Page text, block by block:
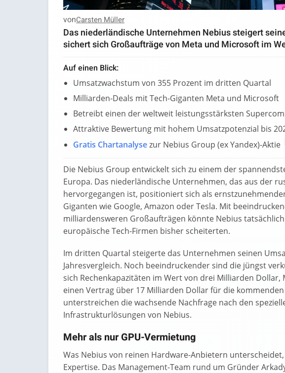
vonCarsten Müller
Das niederländische Unternehmen Nebius steigert
sichert sich Großaufträge von Meta und Microsoft im
Auf einen Blick:
Umsatzwachstum von 355 Prozent im dritten Quartal
Milliarden-Deals mit Tech-Giganten Meta und Microsoft
Betreibt einen der weltweit leistungsstärksten
Attraktive Bewertung mit hohem Umsatzpotenzial bis
Gratis Chartanalysezur Nebius Group (ex Yandex)-Aktie
Die Nebius Group entwickelt sich zu einem der
Europa. Das niederländische Unternehmen, das aus der
hervorgegangen ist, positioniert sich als
Giganten wie Google, Amazon oder Tesla. Mit
milliardensweren Großaufträgen könnte Nebius
europäische Tech-Firmen bisher scheiterten.
Im dritten Quartal steigerte das Unternehmen seinen
Jahresvergleich. Noch beeindruckender sind die jüngst
sich Rechenkapazitäten im Wert von drei Milliarden
einen Vertrag über 17 Milliarden Dollar für die
unterstreichen die wachsende Nachfrage nach den
Infrastrukturlösungen von Nebius.
Mehr als nur GPU-Vermietung
Was Nebius von reinen Hardware-Anbietern
Expertise. Das Management-Team rund um Gründer